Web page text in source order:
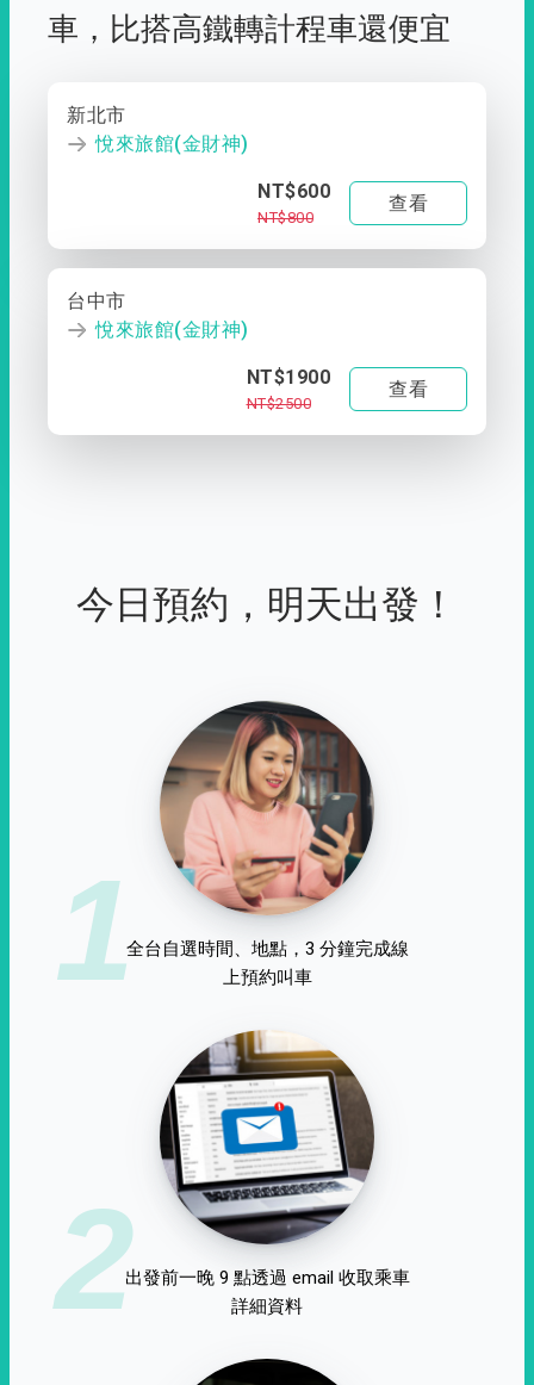
車， 比搭高鐵轉計程車還便宜
新北市
悅來旅館(金財神)
NT$600
NT$800
查看
台中市
悅來旅館(金財神)
NT$1900
NT$2500
查看
今日預約，明天出發！
1全台自選時間、地點，3 分鐘完成線
上預約叫車
2出發前一晚 9 點透過 email 收取乘車
詳細資料